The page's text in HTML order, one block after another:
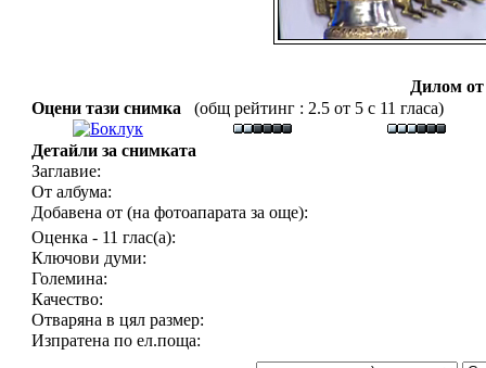
Дилом от
Оцени тази снимка
(общ рейтинг : 2.5 от 5 с 11 гласа)
Детайли за снимката
Заглавие:
От албума:
Добавена от (на фотоапарата за още):
Оценка - 11 глас(а):
Ключови думи:
Големина:
Качество:
Отваряна в цял размер:
Изпратена по ел.поща: